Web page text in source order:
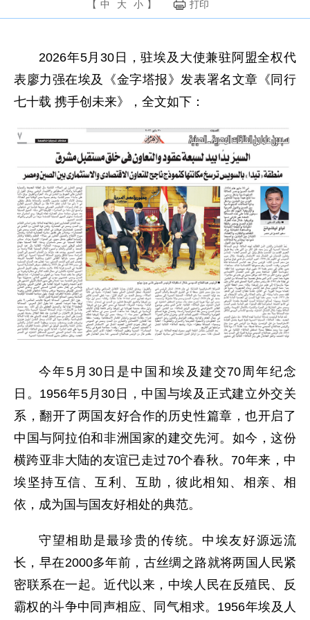
【 中 大 小 】 打印
2026年5月30日，驻埃及大使兼驻阿盟全权代
表廖力强在埃及《金字塔报》发表署名文章《同行
七十载 携手创未来》，全文如下：
今年5月30日是中国和埃及建交70周年纪念
日。1956年5月30日，中国与埃及正式建立外交关
系，翻开了两国友好合作的历史性篇章，也开启了
中国与阿拉伯和非洲国家的建交先河。如今，这份
横跨亚非大陆的友谊已走过70个春秋。70年来，中
埃坚持互信、互利、互助，彼此相知、相亲、相
依，成为国与国友好相处的典范。
守望相助是最珍贵的传统。中埃友好源远流
长，早在2000多年前，古丝绸之路就将两国人民紧
密联系在一起。近代以来，中埃人民在反殖民、反
霸权的斗争中同声相应、同气相求。1956年埃及人